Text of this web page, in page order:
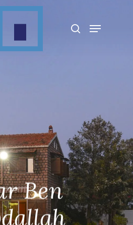
pour rechercher ou sur
Ben